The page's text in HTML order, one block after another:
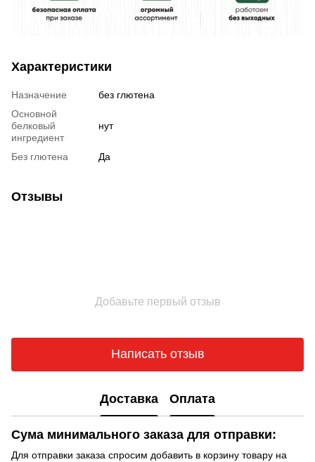
Характеристики
Назначение
без глютена
Основной
белковый
ингредиент
нут
Без глютена Да
Отзывы
Добавьте первый отзыв
Написать отзыв
Доставка Оплата
Сума минимального заказа для отправки:
Для отправки заказа спросим добавить в корзину товару на